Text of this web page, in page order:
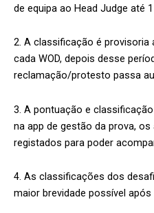
de equipa ao Head Judge até
2. A classificação é
cada WOD, depois desse
reclamação/protesto passa
3. A pontuação e
na app de gestão da prova,
registados para poder
4. As classificações dos
maior brevidade possível